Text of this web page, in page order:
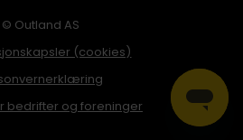
© Outland AS
(cookies)
bedrifter og foreninger